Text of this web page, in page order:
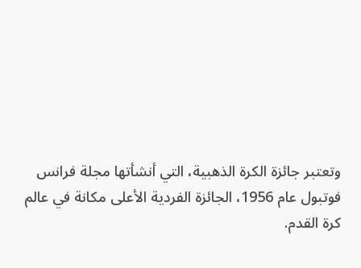
وتعتبر جائزة الكرة الذهبية، التي أنشأتها مجلة فرانس
فوتبول عام 1956، الجائزة الفردية الأعلى مكانة في عالم
كرة القدم.